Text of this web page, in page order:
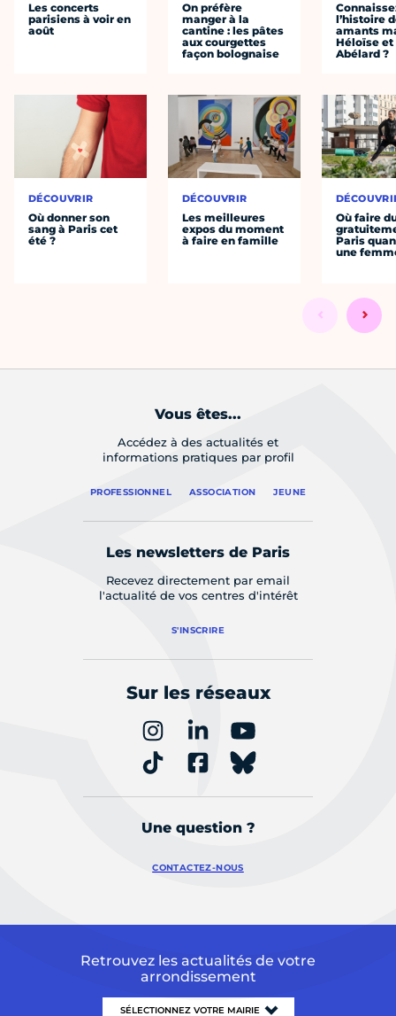
Les concerts
parisiens à voir en
août
DÉCOUVRIR
Où donner son
sang à Paris cet
été ?
On préfère
manger à la
cantine : les pâtes
aux courgettes
façon bolognaise
DÉCOUVRIR
Les meilleures
expos du moment
à faire en famille
l’histoire
amants
Héloïse et
Abélard ?
Où faire
Paris
une
Vous êtes...
Accédez à des actualités et
informations pratiques par profil
PROFESSIONNEL ASSOCIATION JEUNE
Les newsletters de Paris
Recevez directement par email
l'actualité de vos centres d'intérêt
S'INSCRIRE
Sur les réseaux
Une question ?
CONTACTEZ-NOUS
Retrouvez les actualités de votre
arrondissement